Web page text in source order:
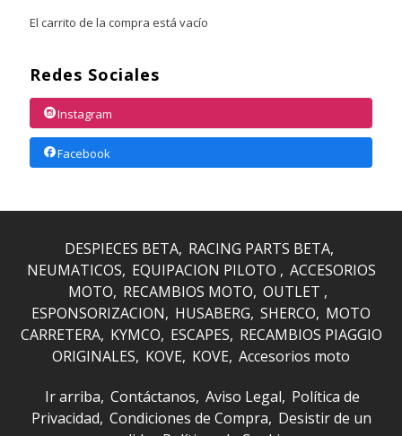
El carrito de la compra está vacío
Redes Sociales
Instagram
Facebook
DESPIECES BETA RACING PARTS BETA
NEUMATICOS EQUIPACION PILOTO
ACCESORIOS
MOTO RECAMBIOS MOTO OUTLET
ESPONSORIZACION
HUSABERG SHERCO MOTO
CARRETERA KYMCO ESCAPES RECAMBIOS PIAGGIO
ORIGINALES KOVE KOVE Accesorios moto
Ir arriba Contáctanos Aviso Legal Política de
Privacidad Condiciones de Compra Desistir de un